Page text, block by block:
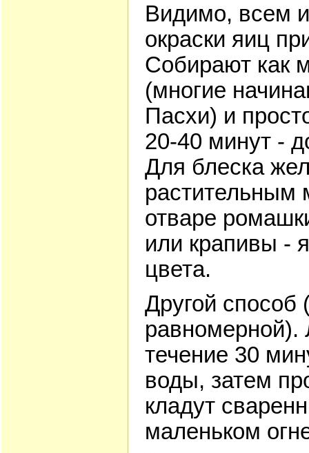
Видимо, всем
окраски яиц
Собирают как
(многие
Пасхи) и
20-40 минут -
Для блеска
растительным
отваре
или крапивы -
цвета.
Другой способ
равномерной).
течение 30
воды, затем
кладут
маленьком